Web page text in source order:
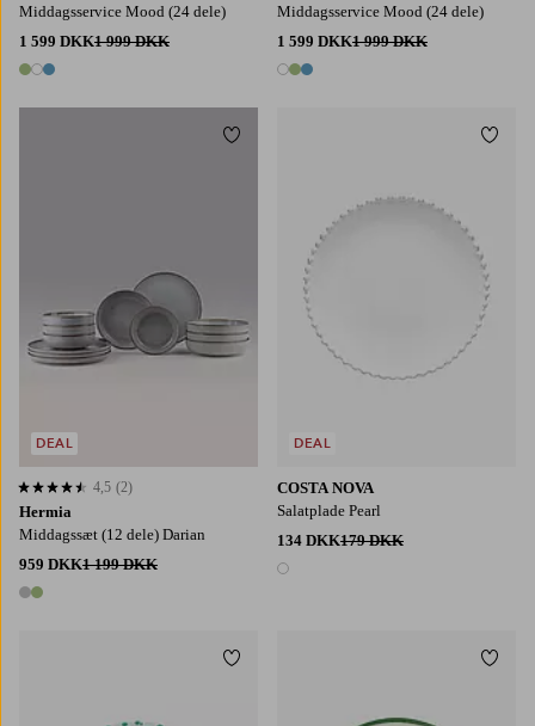
Middagsservice Mood (24 dele)
1 599 DKK1 999 DKK
3 farver
Middagsservice Mood (24 dele)
1 599 DKK1 999 DKK
3 farver
Hermia
Middagssæt (12 dele) Darian
959 DKK1 199 DKK
2 farver
4,5 baseret på 2 bedømmelser
4,5 (2)
DEAL
Tilføj til favoritter
COSTA NOVA
Salatplade Pearl
134 DKK179 DKK
1 farve
DEAL
Tilføj til favoritter